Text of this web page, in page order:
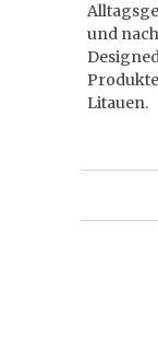
und
Litauen.